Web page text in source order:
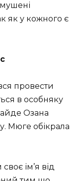
як у кожного є
провести
в особняку
Озана
Мюге обікрала
ім’я від